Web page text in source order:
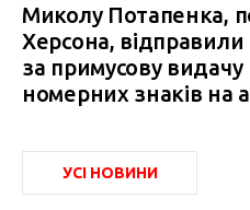
Миколу Потапенка,
Херсона, відправили
за примусову видачу
номерних знаків на
УСІ НОВИНИ